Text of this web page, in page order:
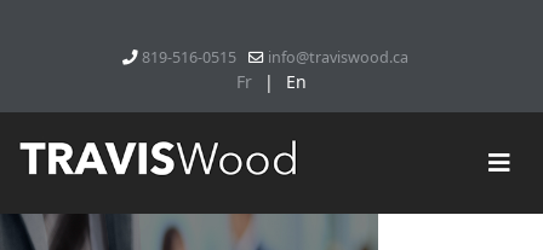
819-516-0515 info@traviswood.ca
Fr | En